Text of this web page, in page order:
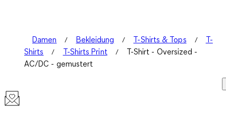
Damen Bekleidung T-Shirts & Tops
T-
Shirts
T-Shirts Print
T-Shirt - Oversized -
AC/DC - gemustert